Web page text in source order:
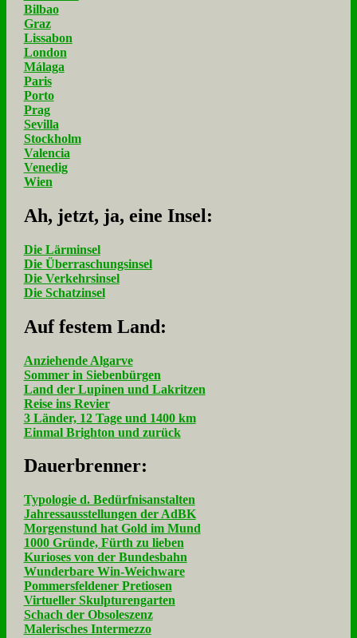
Bilbao
Graz
Lissabon
London
Málaga
Paris
Porto
Prag
Sevilla
Stockholm
Valencia
Venedig
Wien
Ah, jetzt, ja, ei­ne In­sel:
Die Lärminsel
Die Überraschungsinsel
Die Verkehrsinsel
Die Schatzinsel
Auf fe­stem Land:
Anziehende Algarve
Sommer in Siebenbürgen
Land der Lupinen und Lakritzen
Reise ins Revier
3 Länder, 12 Tage und 1400 km
Einmal Brighton und zurück
Dau­er­bren­ner:
Typologie d. Bedürfnisanstalten
Jahressausstellungen der AdBK
Morgenstund hat Gold im Mund
1000 Gründe, Fürth zu lieben
Kurioses von der Bundesbahn
Wunderbare Win-Weichware
Pommersfeldener Pretiosen
Virtueller Skulpturengarten
Schach der Obsoleszenz
Malerisches Intermezzo